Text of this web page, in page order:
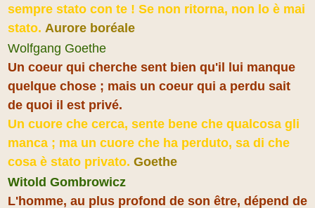
sempre stato con te ! Se non ritorna, non lo è mai
stato. Aurore boréale
Wolfgang Goethe
Un coeur qui cherche sent bien qu'il lui manque
quelque chose ; mais un coeur qui a perdu sait
de quoi il est privé.
Un cuore che cerca, sente bene che qualcosa gli
manca ; ma un cuore che ha perduto, sa di che
cosa è stato privato. Goethe
Witold Gombrowicz
L'homme, au plus profond de son être, dépend de